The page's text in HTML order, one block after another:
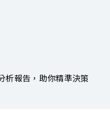
析報告，助你精準決策